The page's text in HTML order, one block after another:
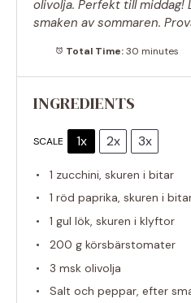
olivolja. Perfekt till middag!
smaken av sommaren.
Total Time:30 minutes
INGREDIENTS
SCALE 1x 2x 3x
1 zucchini, skuren i bitar
1 röd paprika, skuren i
1 gul lök, skuren i klyftor
200 g körsbärstomater
3 msk olivolja
Salt och peppar, efter